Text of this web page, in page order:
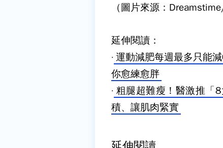
（圖片來源：
延伸閱讀：
· 運動減肥每週最多只能
你愈練愈胖
· 粗腿超難瘦！醫激推「
積、讓肌肉緊實